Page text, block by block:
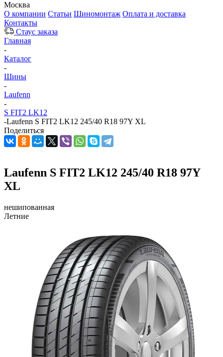
Москва
О компании Статьи Шиномонтаж Оплата и доставка
Контакты
Стаус заказа
Главная
-
Каталог
-
Шины
-
Laufenn
-
S FIT2 LK12
-Laufenn S FIT2 LK12 245/40 R18 97Y XL
Поделиться
Laufenn S FIT2 LK12 245/40 R18 97Y
XL
нешипованная
Летние